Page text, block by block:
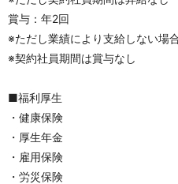
賞与：年2回
※ただし業績により支給しない場
※契約社員期間は賞与なし
■福利厚生
・健康保険
・厚生年金
・雇用保険
・労災保険